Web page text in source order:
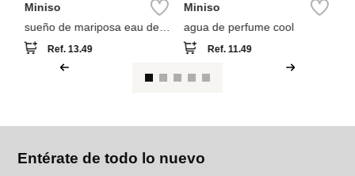
Miniso
sueño de mariposa eau de
parfum 50ml
Ref.13.49
Miniso
agua de perfume cool
Ref. 11.49
Entérate de todo lo nuevo